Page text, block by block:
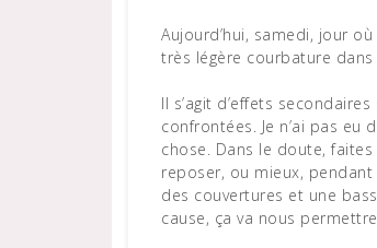
Aujourd’hui, samedi, jour
très légère courbature dans
Il s’agit d’effets
confrontées. Je n’ai pas eu
chose. Dans le doute,
reposer, ou mieux, pendant
des couvertures et une
cause, ça va nous